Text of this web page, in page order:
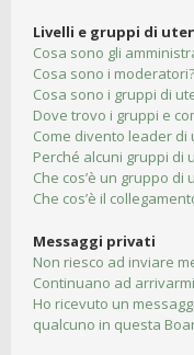
Livelli e gruppi di
Cosa sono gli
Cosa sono i moderatori?
Cosa sono i gruppi di
Dove trovo i gruppi e
Come divento leader di
Perché alcuni gruppi di
Che cos’è un gruppo
Che cos’è il
Messaggi privati
Non riesco ad inviare
Continuano ad
Ho ricevuto un
qualcuno in questa